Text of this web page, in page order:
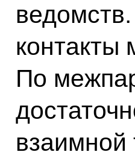
контакты
По
взаимной